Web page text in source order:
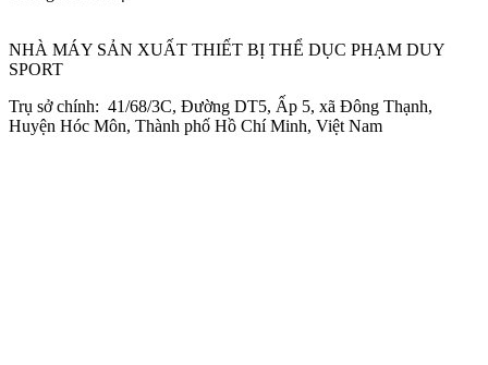
NHÀ MÁY SẢN XUẤT THIẾT BỊ THỂ DỤC PHẠM DUY
SPORT
Trụ sở chính: 41/68/3C, Đường DT5, Ấp 5, xã Đông Thạnh,
Huyện Hóc Môn, Thành phố Hồ Chí Minh, Việt Nam